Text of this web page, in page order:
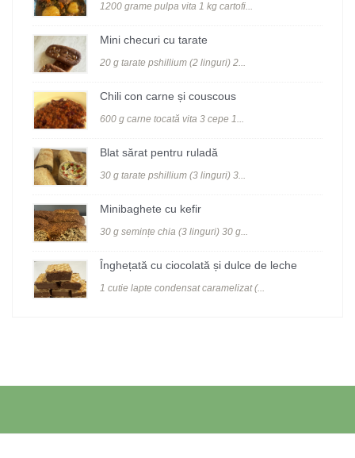
1200 grame pulpa vita 1 kg cartofi...
Mini checuri cu tarate
20 g tarate pshillium (2 linguri) 2...
Chili con carne și couscous
600 g carne tocată vita 3 cepe 1...
Blat sărat pentru ruladă
30 g tarate pshillium (3 linguri) 3...
Minibaghete cu kefir
30 g semințe chia (3 linguri) 30 g...
Înghețată cu ciocolată și dulce de leche
1 cutie lapte condensat caramelizat (...